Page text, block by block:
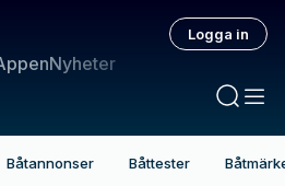
Nyheter
Logga in
Båtannonser Båttester